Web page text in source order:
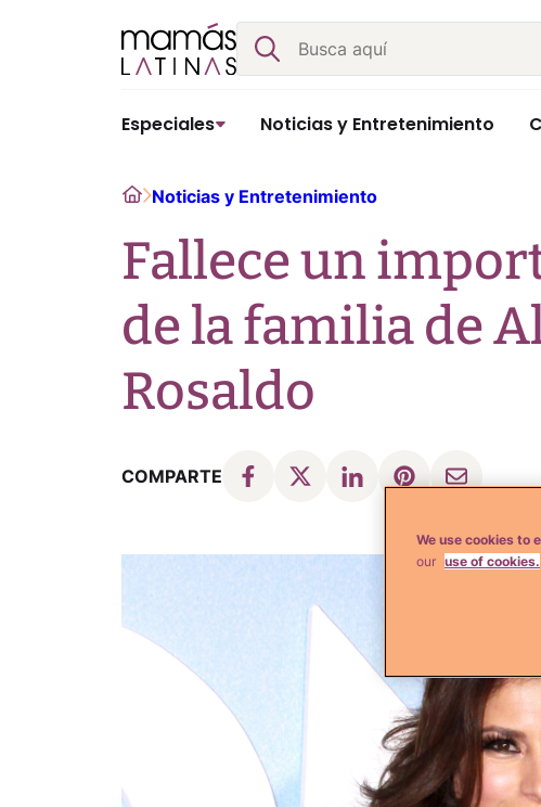
Buscar
Especiales Noticias y Entretenimiento
HomeNoticias y Entretenimiento
Fallece un
de la familia de
Rosaldo
COMPARTE
We use cookies to
our use of cookies.